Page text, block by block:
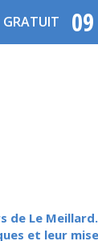
GRATUIT
Le
et leur